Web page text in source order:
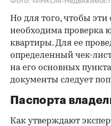
Но для того, чтобы
необходима проверка
квартиры. Для ее
определенный чек-
на его основных
документы следует
Паспорта
Как утверждают